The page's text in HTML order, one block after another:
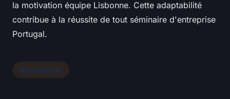
la motivation équipe Lisbonne. Cette adaptabilité
contribue à la réussite de tout séminaire d'entreprise
Portugal.
Management